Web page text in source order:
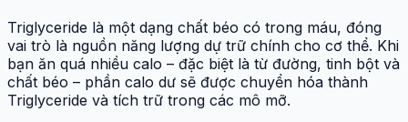
Triglyceride là một dạng chất béo có trong máu, đóng
vai trò là nguồn năng lượng dự trữ chính cho cơ thể. Khi
bạn ăn quá nhiều calo – đặc biệt là từ đường, tinh bột và
chất béo – phần calo dư sẽ được chuyển hóa thành
Triglyceride và tích trữ trong các mô mỡ.